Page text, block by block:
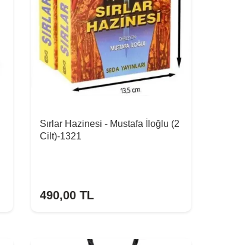
Sırlar Hazinesi - Mustafa İloğlu (2
Cilt)-1321
490,00 TL